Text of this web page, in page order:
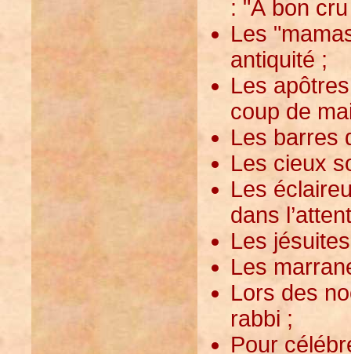
: "À bon
Les
antiquité ;
Les
coup de
Les barres
Les cieux
Les
dans
Les
Les
Lors des
rabbi ;
Pour